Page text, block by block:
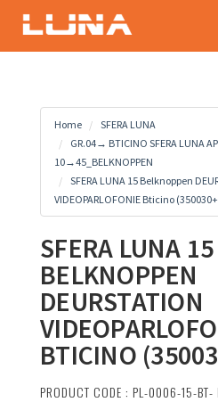
Home
SFERA LUNA
GR.04→ BTICINO SFERA LUNA
10→45_BELKNOPPEN
SFERA LUNA 15 Belknoppen
VIDEOPARLOFONIE Bticino
SFERA LUNA 15
BELKNOPPEN
DEURSTATION
BTICINO
PRODUCT CODE : PL-0006-15-BT-